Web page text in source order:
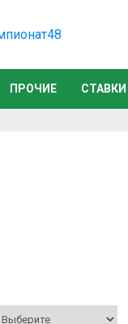
ПРОЧИЕ СТАВКИ